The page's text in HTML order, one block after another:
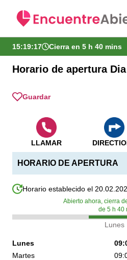
15:19:17 Cierra en 5 h 40 mins
Horario de apertura
Guardar
HORARIO DE APERTURA
Horario establecido el
Abierto ahora, cierra
de5 h40
Lunes
Lunes
Martes
LLAMAR